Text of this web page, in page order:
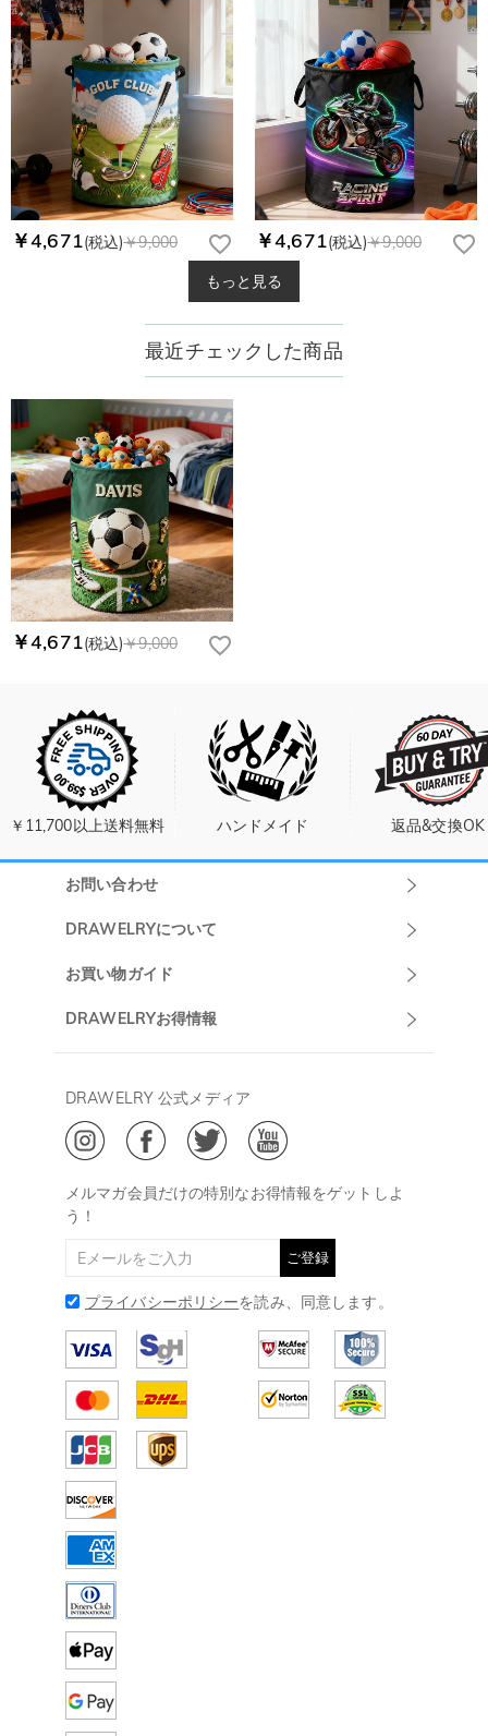
￥4,671(税込)￥9,000 ￥4,671(税込)￥9,000
もっと見る
最近チェックした商品
￥4,671(税込)￥9,000
￥11,700以上送料無料 ハンドメイド 返品&交換OK
お問い合わせ
DRAWELRYについて
DRAWELRYについて
ご利用規約
ご特定商取引法に基づく表示
お買い物ガイド
発送について
ジュエリーお手入れ
Drawelry Blog
DRAWELRYお得情報
会員・ポイントについて
メルマガ会員だけの特別なお得情報をゲットしよ
う！
ご登録
プライバシーポリシーを読み、同意します。
DRAWELRY 公式メディア